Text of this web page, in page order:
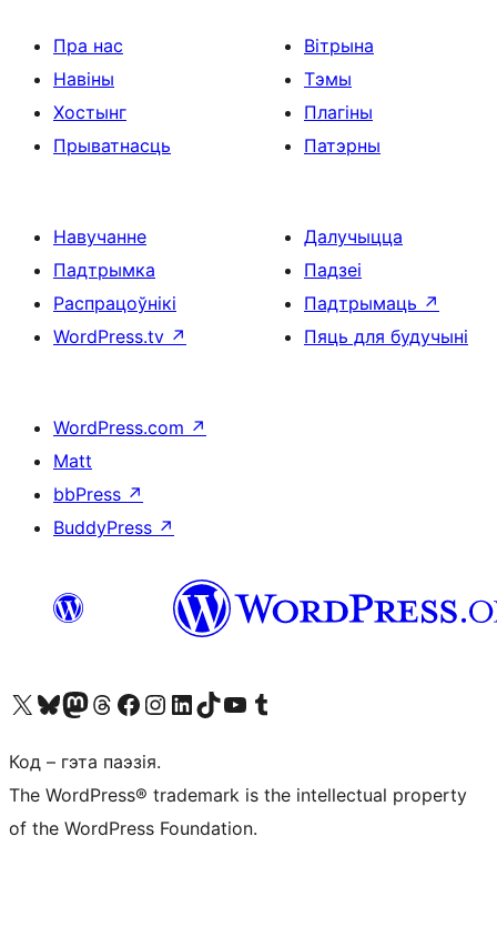
Пра нас
Навіны
Хостынг
Прыватнасць
Вітрына
Тэмы
Плагіны
Патэрны
Навучанне
Падтрымка
Распрацоўнікі
WordPress.tv ↗
Далучыцца
Падзеі
Падтрымаць ↗
Пяць для будучыні
WordPress.com ↗
Matt
bbPress ↗
BuddyPress ↗
Наведайце наш акаўнт у X (былы Twitter)
Visit our Bluesky account
Visit our Mastodon account
Visit our Threads account
Наведаеце нашу старонку на Facebook
Наведайце наш Instagram
Наведайце нашу старонку ў LinkedIn
Visit our TikTok account
Наведайце наш YouTube каналVisit our Tumblr account
Код – гэта паэзія.
The WordPress® trademark is the intellectual property
of the WordPress Foundation.